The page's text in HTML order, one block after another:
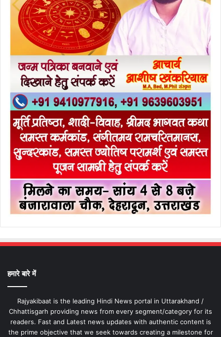
हमारे बारे में
Rajyakibaat is the leading Hindi News portal in Uttarakhand /
Chhattisgarh providing news from every segment/category for its
readers. Fast and Latest news updates with authentic content is
the prime objective that we seek towards creating a milestone for